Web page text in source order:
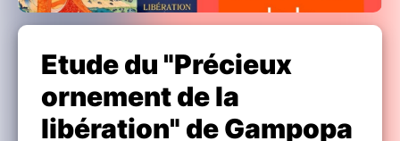
Etude du "Précieux
ornement de la
libération" de Gampopa